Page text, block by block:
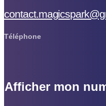
Téléphone
Afficher mon